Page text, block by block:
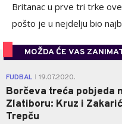
Britanac u prve tri trke
pošto je u nejdelju bio
MOŽDA ĆE VAS
FUDBAL 19.07.2020.
Borčeva treća pobjeda
Zlatiboru: Kruz i
Trepču